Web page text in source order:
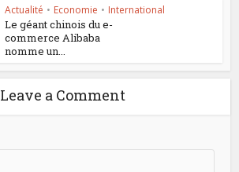
Actualité • Economie • International
Le géant chinois du e-
commerce Alibaba
nomme un...
Leave a Comment